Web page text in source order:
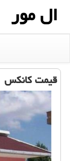
ال مور
قیمت كانكس